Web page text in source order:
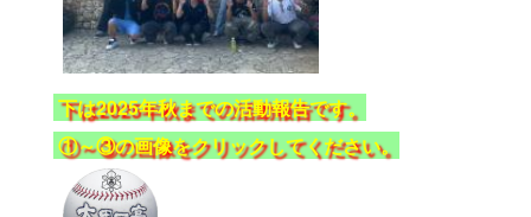
下は2025年秋までの活動報告です。
①～③の画像をクリックしてください。